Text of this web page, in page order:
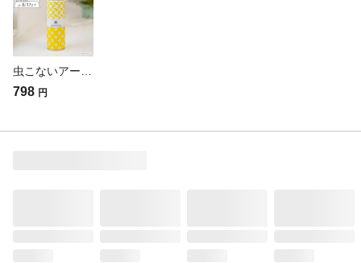
使用上の注意
薬害がでる場合がある。など
798 円